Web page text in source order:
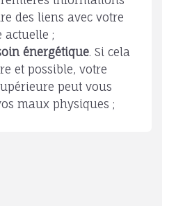
des liens avec votre
actuelle ;
énergétique. Si cela
et possible, votre
peut vous
maux physiques ;